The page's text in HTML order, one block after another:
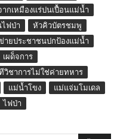
กเหมืองแร่ปนเปื้อนแม่น้ำ
ฟป่า
หัวคิวบัตรชมพู
ายประชาชนปกป้องแม่น้ำ
เผด็จการ
ทีวิชาการไม่ใช่ค่ายทหาร
แม่น้ำโขง
แม่แจ่มโมเดล
ไฟป่า